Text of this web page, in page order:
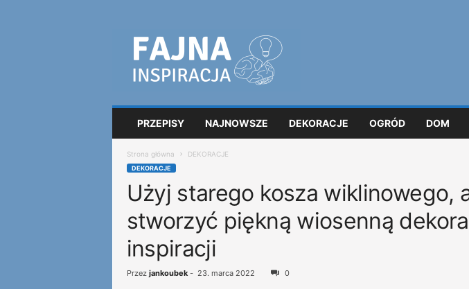
PRZEPISY NAJNOWSZE DEKORACJE OGRÓD DOM
Strona główna DEKORACJE
DEKORACJE
Użyj starego kosza wiklinowego,
stworzyć piękną wiosenną
inspiracji
Przez jankoubek- 23. marca 2022 0